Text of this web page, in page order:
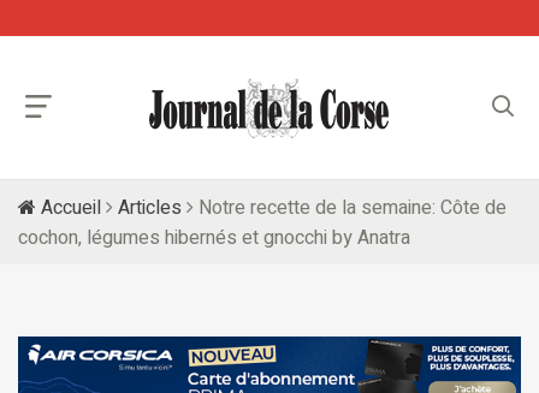
Accueil Articles
Notre recette de la semaine: Côte de
cochon, légumes hibernés et gnocchi by Anatra